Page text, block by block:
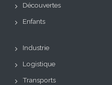
Découvertes
Enfants
Industrie
Logistique
Transports